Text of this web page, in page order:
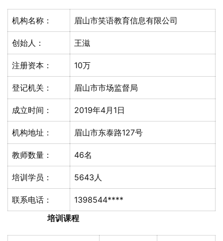
机构名称： 眉山市笑语教育信息有限公司
创始人： 王滋
注册资本： 10万
登记机关： 眉山市市场监督局
成立时间： 2019年4月1日
机构地址： 眉山市东泰路127号
教师数量： 46名
培训学员： 5643人
联系电话：
1398544****
培训课程